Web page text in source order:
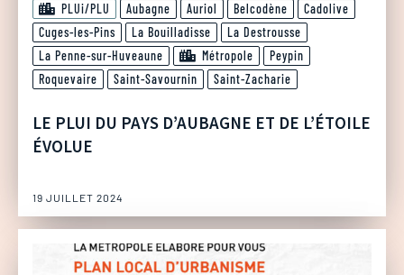
PLUi/PLU Aubagne Auriol Belcodène
Cadolive
Cuges-les-Pins
La Bouilladisse
La Destrousse
La Penne-sur-Huveaune
Métropole
Peypin
Roquevaire
Saint-Savournin Saint-Zacharie
LE PLUI DU PAYS D’AUBAGNE ET DE L’ÉTOILE
ÉVOLUE
19 JUILLET 2024